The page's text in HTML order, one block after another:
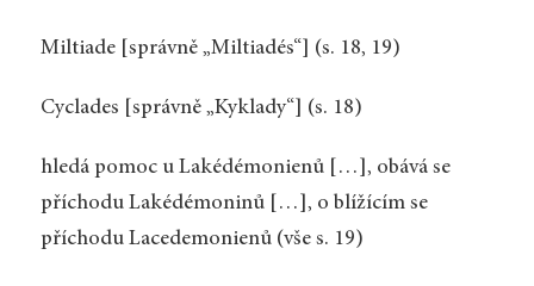
Miltiade [správně „Miltiadés“] (s. 18, 19)
Cyclades [správně „Kyklady“] (s. 18)
hledá pomoc u Lakédémonienů […], obává se
příchodu Lakédémoninů […], o blížícím se
příchodu Lacedemonienů (vše s. 19)